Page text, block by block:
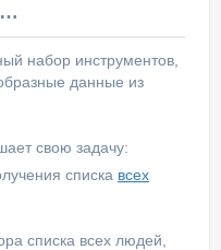
О сервисе поиска аудитории ВКонтакте
набор инструментов,
данные из
свою задачу:
списка всех
списка всех людей,